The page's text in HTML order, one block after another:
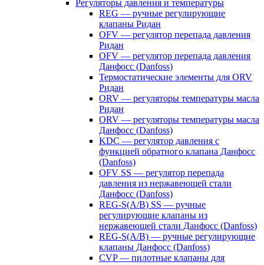
Регуляторы давления и температуры
REG — ручные регулирующие
клапаны Ридан
OFV — регулятор перепада давления
Ридан
OFV — регулятор перепада давления
Данфосс (Danfoss)
Термостатические элементы для ORV
Ридан
ORV — регуляторы температуры масла
Ридан
ORV — регуляторы температуры масла
Данфосс (Danfoss)
KDC — регулятор давления с
функцией обратного клапана Данфосс
(Danfoss)
OFV SS — регулятор перепада
давления из нержавеющей стали
Данфосс (Danfoss)
REG-S(A/B) SS — ручные
регулирующие клапаны из
нержавеющей стали Данфосс (Danfoss)
REG-S(A/B) — ручные регулирующие
клапаны Данфосс (Danfoss)
CVP — пилотные клапаны для